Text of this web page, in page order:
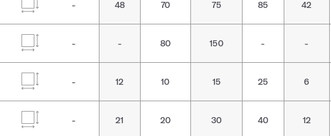
- 48 70 75 85 42
- - 80 150 - -
- 12 10 15 25 6
- 21 20 30 40 12